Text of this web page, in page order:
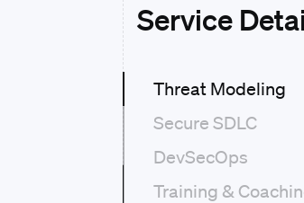
Service
Threat Modeling
Secure SDLC
DevSecOps
Training &